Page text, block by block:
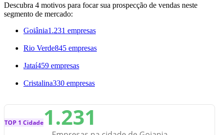
Descubra 4 motivos para focar sua prospecção de vendas neste
segmento de mercado:
Goiânia1.231 empresas
Rio Verde845 empresas
Jataí459 empresas
Cristalina330 empresas
TOP 1 Cidade1.231